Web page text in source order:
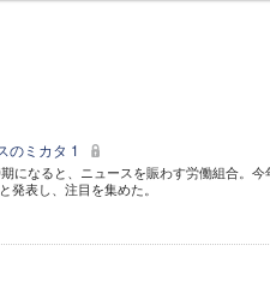
のミカタ 1
になると、ニュースを賑わす労働組合。今
表し、注目を集めた。